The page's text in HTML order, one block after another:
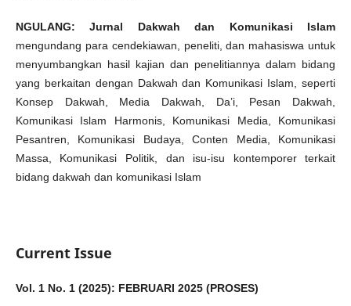
NGULANG: Jurnal Dakwah dan Komunikasi Islam
mengundang para cendekiawan, peneliti, dan mahasiswa untuk
menyumbangkan hasil kajian dan penelitiannya dalam bidang
yang berkaitan dengan Dakwah dan Komunikasi Islam, seperti
Konsep Dakwah, Media Dakwah, Da’i, Pesan Dakwah,
Komunikasi Islam Harmonis, Komunikasi Media, Komunikasi
Pesantren, Komunikasi Budaya, Conten Media, Komunikasi
Massa, Komunikasi Politik, dan isu-isu kontemporer terkait
bidang dakwah dan komunikasi Islam
Current Issue
Vol. 1 No. 1 (2025): FEBRUARI 2025 (PROSES)